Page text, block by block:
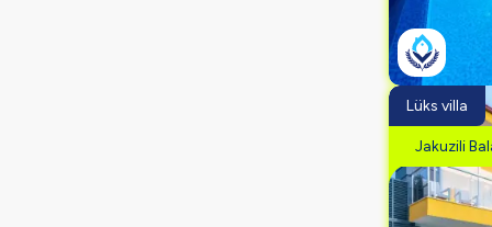
Lüks villa
Jakuzili